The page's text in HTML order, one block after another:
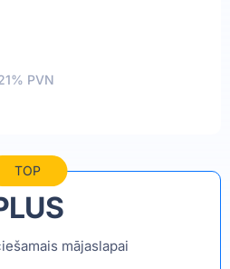
PVN
TOP
mājaslapai